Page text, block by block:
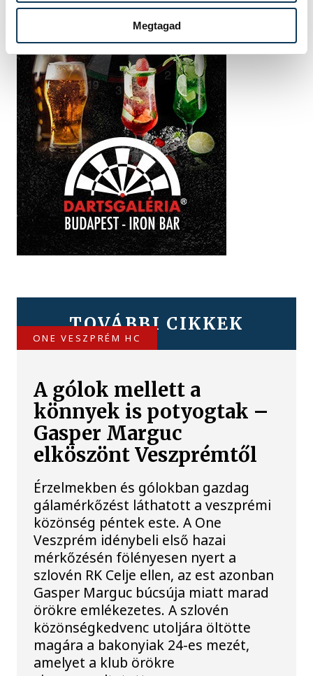
Megtagad
TOVÁBBI CIKKEK
ONE VESZPRÉM HC
A gólok mellett a
könnyek is potyogtak –
Gasper Marguc
elköszönt Veszprémtől
Érzelmekben és gólokban gazdag
gálamérkőzést láthatott a veszprémi
közönség péntek este. A One
Veszprém idénybeli első hazai
mérkőzésén fölényesen nyert a
szlovén RK Celje ellen, az est azonban
Gasper Marguc búcsúja miatt marad
örökre emlékezetes. A szlovén
közönségkedvenc utoljára öltötte
magára a bakonyiak 24-es mezét,
amelyet a klub örökre